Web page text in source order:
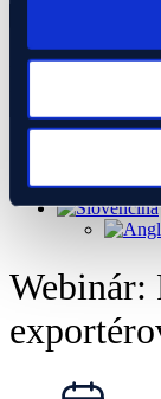
Webinár: